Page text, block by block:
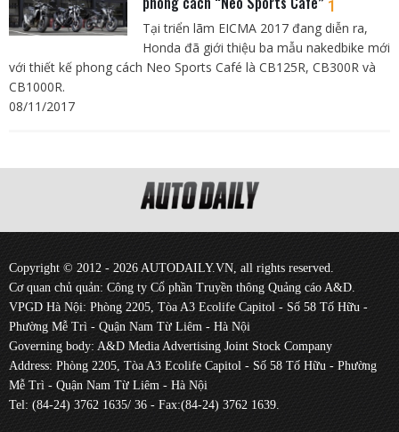
1
Tại triển lãm EICMA 2017 đang diễn ra,
Honda đã giới thiệu ba mẫu nakedbike mới
với thiết kế phong cách Neo Sports Café là CB125R, CB300R và
CB1000R.
08/11/2017
Copyright © 2012 - 2026 AUTODAILY.VN, all rights reserved.
Cơ quan chủ quản: Công ty Cổ phần Truyền thông Quảng cáo A&D.
VPGD Hà Nội: Phòng 2205, Tòa A3 Ecolife Capitol - Số 58 Tố Hữu -
Phường Mễ Trì - Quận Nam Từ Liêm - Hà Nội
Governing body: A&D Media Advertising Joint Stock Company
Address: Phòng 2205, Tòa A3 Ecolife Capitol - Số 58 Tố Hữu - Phường
Mễ Trì - Quận Nam Từ Liêm - Hà Nội
Tel: (84-24) 3762 1635/ 36 - Fax:(84-24) 3762 1639.